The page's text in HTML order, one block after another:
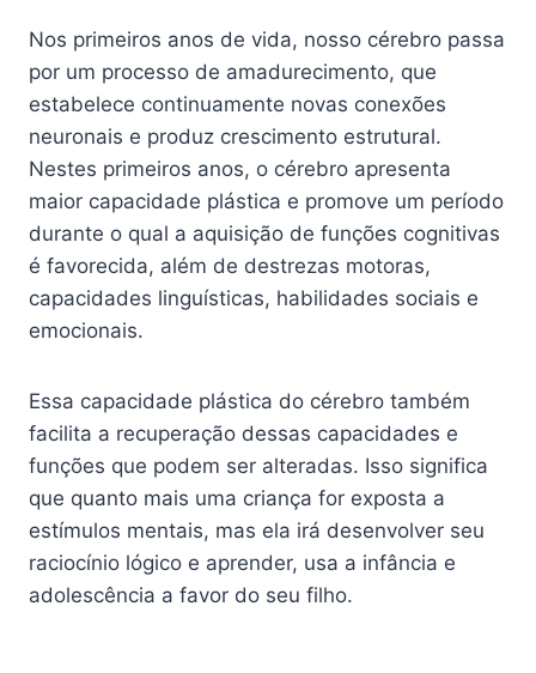
Nos primeiros anos de vida, nosso cérebro passa
por um processo de amadurecimento, que
estabelece continuamente novas conexões
neuronais e produz crescimento estrutural.
Nestes primeiros anos, o cérebro apresenta
maior capacidade plástica e promove um período
durante o qual a aquisição de funções cognitivas
é favorecida, além de destrezas motoras,
capacidades linguísticas, habilidades sociais e
emocionais.
Essa capacidade plástica do cérebro também
facilita a recuperação dessas capacidades e
funções que podem ser alteradas. Isso significa
que quanto mais uma criança for exposta a
estímulos mentais, mas ela irá desenvolver seu
raciocínio lógico e aprender, usa a infância e
adolescência a favor do seu filho.